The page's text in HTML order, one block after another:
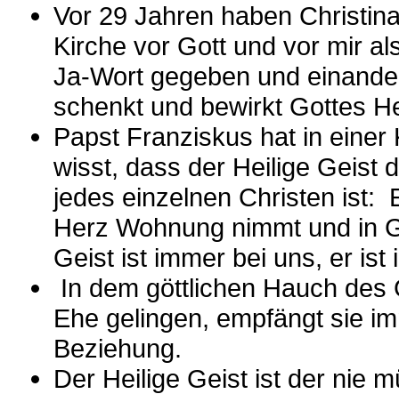
Vor 29 Jahren haben
Kirche vor Gott und vor mir
Ja-Wort gegeben und
schenkt und bewirkt Gottes
Papst Franziskus hat in einer
wisst, dass der Heilige Geist
jedes einzelnen Christen ist:
Herz Wohnung nimmt und in
Geist ist immer bei uns, er ist
In dem göttlichen Hauch
Ehe gelingen, empfängt sie
Beziehung.
Der Heilige Geist ist der nie